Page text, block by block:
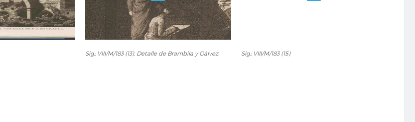
VIII/M/183
Sig.: VIII/M/183 (13). Detalle de Brambila y Gálvez.
VIII/M/183
Sig.: VIII/M/183 (15)